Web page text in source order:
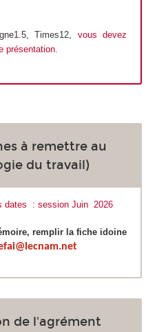
Times12, vous devez
présentation
à remettre au
du travail)
dates : session Juin 2026
remplir la fiche idoine
de l'agrément